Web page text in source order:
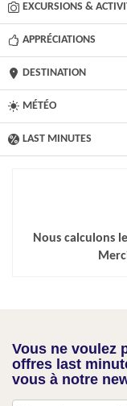
EXCURSIONS &
APPRÉCIATIONS
DESTINATION
MÉTÉO
LAST MINUTES
Nous calculons
Vous ne voulez
offres last
vous à notre